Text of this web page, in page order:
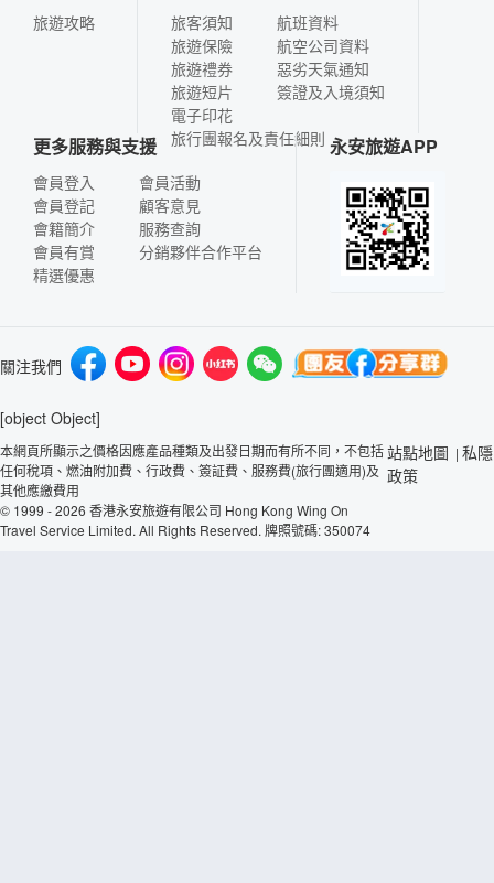
旅遊攻略
旅客須知
旅遊保險
旅遊禮券
旅遊短片
電子印花
航班資料
航空公司資料
惡劣天氣通知
簽證及入境須知
旅行團報名及責任細則
更多服務與支援
會員登入
會員登記
會籍簡介
會員有賞
精選優惠
會員活動
顧客意見
服務查詢
分銷夥伴合作平台
永安旅遊APP
關注我們
[object Object]
本網頁所顯示之價格因應產品種類及出發日期而有所不同，不包括
任何稅項、燃油附加費、行政費、簽証費、服務費(旅行團適用)及
其他應繳費用
© 1999 - 2026 香港永安旅遊有限公司 Hong Kong Wing On
Travel Service Limited. All Rights Reserved. 牌照號碼: 350074
站點地圖 | 私隱
政策